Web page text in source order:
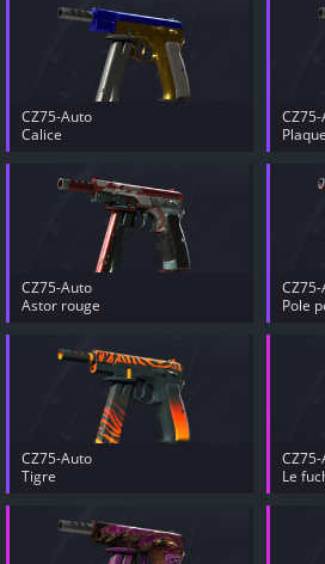
CZ75-Auto
Calice
CZ75-Auto
Astor rouge
Pole
CZ75-Auto
Tigre
Le